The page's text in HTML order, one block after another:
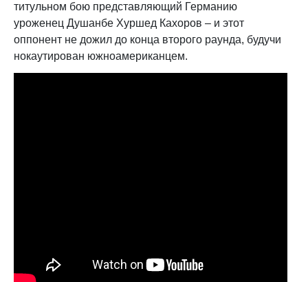
титульном бою представляющий Германию
уроженец Душанбе Хуршед Кахоров – и этот
оппонент не дожил до конца второго раунда, будучи
нокаутирован южноамериканцем.